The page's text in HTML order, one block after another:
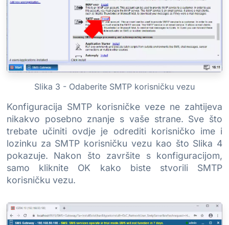
Slika 3 - Odaberite SMTP korisničku vezu
Konfiguracija SMTP korisničke veze ne zahtijeva
nikakvo posebno znanje s vaše strane. Sve što
trebate učiniti ovdje je odrediti korisničko ime i
lozinku za SMTP korisničku vezu kao što Slika 4
pokazuje. Nakon što završite s konfiguracijom,
samo kliknite OK kako biste stvorili SMTP
korisničku vezu.